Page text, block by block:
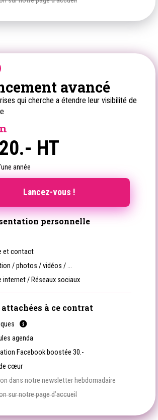
avancé
qui cherche a étendre leur visibilité de
HT
année
Lancez-vous !
personnelle
et contact
/ photos / vidéos / ...
internet / Réseaux sociaux
à ce contrat
agenda
Facebook boostée 30.-
cœur
dans notre newsletter hebdomadaire
sur notre page d’accueil